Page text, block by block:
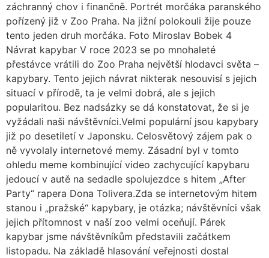
záchranný chov i finančně. Portrét morčáka paranského
pořízený již v Zoo Praha. Na jižní polokouli žije pouze
tento jeden druh morčáka. Foto Miroslav Bobek 4
Návrat kapybar V roce 2023 se po mnohaleté
přestávce vrátili do Zoo Praha největší hlodavci světa –
kapybary. Tento jejich návrat nikterak nesouvisí s jejich
situací v přírodě, ta je velmi dobrá, ale s jejich
popularitou. Bez nadsázky se dá konstatovat, že si je
vyžádali naši návštěvníci.Velmi populární jsou kapybary
již po desetiletí v Japonsku. Celosvětový zájem pak o
ně vyvolaly internetové memy. Zásadní byl v tomto
ohledu meme kombinující video zachycující kapybaru
jedoucí v autě na sedadle spolujezdce s hitem „After
Party“ rapera Dona Tolivera.Zda se internetovým hitem
stanou i „pražské“ kapybary, je otázka; návštěvníci však
jejich přítomnost v naší zoo velmi oceňují. Párek
kapybar jsme návštěvníkům představili začátkem
listopadu. Na základě hlasování veřejnosti dostal